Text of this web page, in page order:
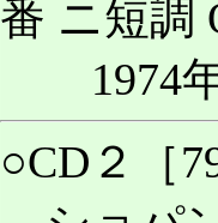
番 ニ短調
1974年
○CD２［